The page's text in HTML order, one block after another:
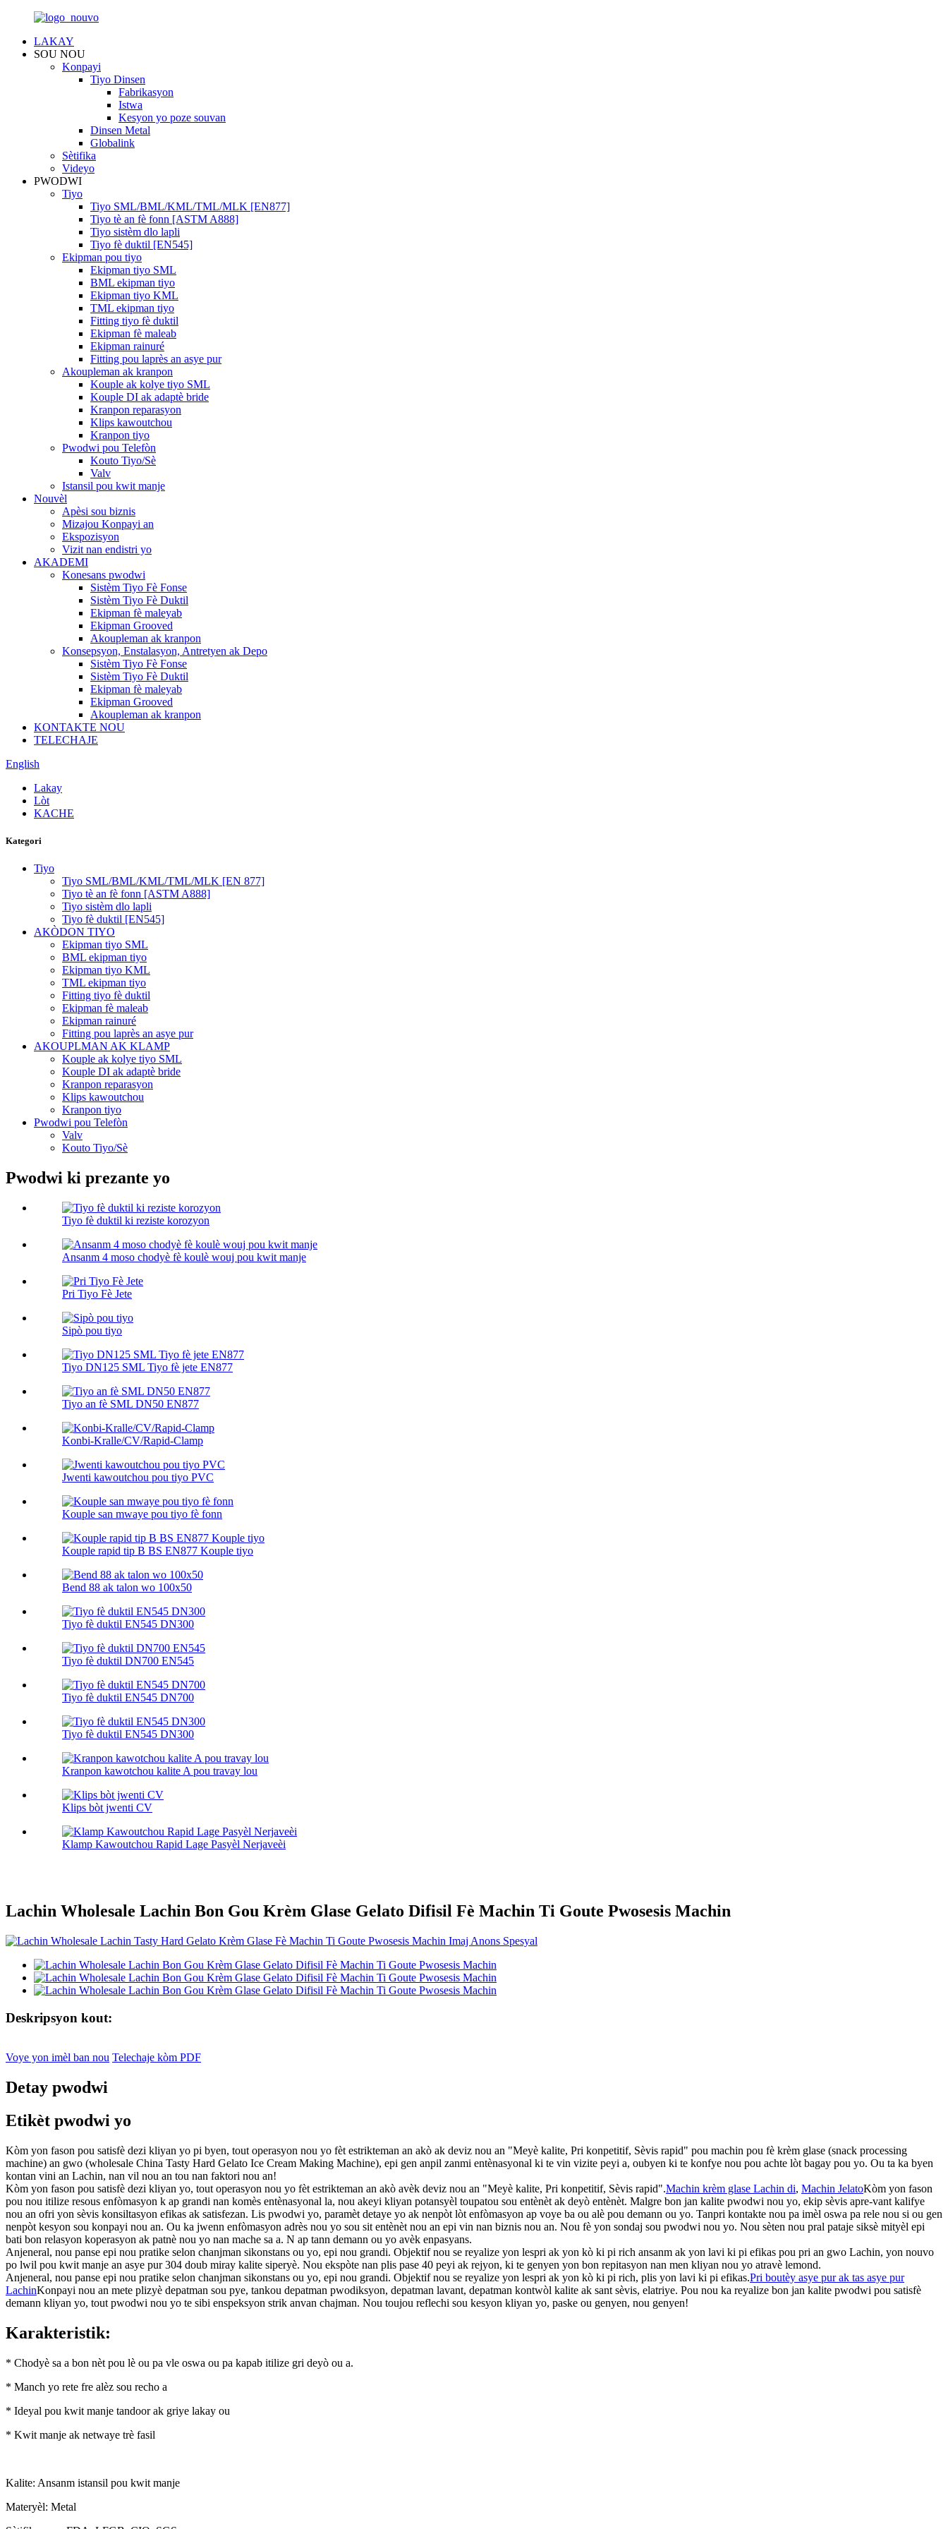
LAKAY
SOU NOU
Konpayi
Tiyo Dinsen
Fabrikasyon
Istwa
Kesyon yo poze souvan
Dinsen Metal
Globalink
Sètifika
Videyo
PWODWI
Tiyo
Tiyo SML/BML/KML/TML/MLK [EN877]
Tiyo tè an fè fonn [ASTM A888]
Tiyo sistèm dlo lapli
Tiyo fè duktil [EN545]
Ekipman pou tiyo
Ekipman tiyo SML
BML ekipman tiyo
Ekipman tiyo KML
TML ekipman tiyo
Fitting tiyo fè duktil
Ekipman fè maleab
Ekipman rainuré
Fitting pou laprès an asye pur
Akoupleman ak kranpon
Kouple ak kolye tiyo SML
Kouple DI ak adaptè bride
Kranpon reparasyon
Klips kawoutchou
Kranpon tiyo
Pwodwi pou Telefòn
Kouto Tiyo/Sè
Valv
Istansil pou kwit manje
Nouvèl
Apèsi sou biznis
Mizajou Konpayi an
Ekspozisyon
Vizit nan endistri yo
AKADEMI
Konesans pwodwi
Sistèm Tiyo Fè Fonse
Sistèm Tiyo Fè Duktil
Ekipman fè maleyab
Ekipman Grooved
Akoupleman ak kranpon
Konsepsyon, Enstalasyon, Antretyen ak Depo
Sistèm Tiyo Fè Fonse
Sistèm Tiyo Fè Duktil
Ekipman fè maleyab
Ekipman Grooved
Akoupleman ak kranpon
KONTAKTE NOU
TELECHAJE
English
Lakay
Lòt
KACHE
Kategori
Tiyo
Tiyo SML/BML/KML/TML/MLK [EN 877]
Tiyo tè an fè fonn [ASTM A888]
Tiyo sistèm dlo lapli
Tiyo fè duktil [EN545]
AKÒDON TIYO
Ekipman tiyo SML
BML ekipman tiyo
Ekipman tiyo KML
TML ekipman tiyo
Fitting tiyo fè duktil
Ekipman fè maleab
Ekipman rainuré
Fitting pou laprès an asye pur
AKOUPLMAN AK KLAMP
Kouple ak kolye tiyo SML
Kouple DI ak adaptè bride
Kranpon reparasyon
Klips kawoutchou
Kranpon tiyo
Pwodwi pou Telefòn
Valv
Kouto Tiyo/Sè
Pwodwi ki prezante yo
Tiyo fè duktil ki reziste korozyon
Ansanm 4 moso chodyè fè koulè wouj pou kwit manje
Pri Tiyo Fè Jete
Sipò pou tiyo
Tiyo DN125 SML Tiyo fè jete EN877
Tiyo an fè SML DN50 EN877
Konbi-Kralle/CV/Rapid-Clamp
Jwenti kawoutchou pou tiyo PVC
Kouple san mwaye pou tiyo fè fonn
Kouple rapid tip B BS EN877 Kouple tiyo
Bend 88 ak talon wo 100х50
Tiyo fè duktil EN545 DN300
Tiyo fè duktil DN700 EN545
Tiyo fè duktil EN545 DN700
Tiyo fè duktil EN545 DN300
Kranpon kawotchou kalite A pou travay lou
Klips bòt jwenti CV
Klamp Kawoutchou Rapid Lage Pasyèl Nerjaveèi
Lachin Wholesale Lachin Bon Gou Krèm Glase Gelato Difisil Fè Machin Ti Goute Pwosesis Machin
Deskripsyon kout:
Voye yon imèl ban nou Telechaje kòm PDF
Detay pwodwi
Etikèt pwodwi yo
Kòm yon fason pou satisfè dezi kliyan yo pi byen, tout operasyon nou yo fèt estrikteman an akò ak deviz nou an "Meyè kalite, Pri konpetitif, Sèvis rapid" pou machin pou fè krèm glase (snack processing
machine) an gwo (wholesale China Tasty Hard Gelato Ice Cream Making Machine), epi gen anpil zanmi entènasyonal ki te vin vizite peyi a, oubyen ki te konfye nou pou achte lòt bagay pou yo. Ou ta ka byen
kontan vini an Lachin, nan vil nou an tou nan faktori nou an!
Kòm yon fason pou satisfè dezi kliyan yo, tout operasyon nou yo fèt estrikteman an akò avèk deviz nou an "Meyè kalite, Pri konpetitif, Sèvis rapid".Machin krèm glase Lachin di, Machin JelatoKòm yon fason
pou nou itilize resous enfòmasyon k ap grandi nan komès entènasyonal la, nou akeyi kliyan potansyèl toupatou sou entènèt ak deyò entènèt. Malgre bon jan kalite pwodwi nou yo, ekip sèvis apre-vant kalifye
nou an ofri yon sèvis konsiltasyon efikas ak satisfezan. Lis pwodwi yo, paramèt detaye yo ak nenpòt lòt enfòmasyon ap voye ba ou alè pou demann ou yo. Tanpri kontakte nou pa imèl oswa pa rele nou si ou gen
nenpòt kesyon sou konpayi nou an. Ou ka jwenn enfòmasyon adrès nou yo sou sit entènèt nou an epi vin nan biznis nou an. Nou fè yon sondaj sou pwodwi nou yo. Nou sèten nou pral pataje siksè mityèl epi
bati bon relasyon koperasyon ak patnè nou yo nan mache sa a. N ap tann demann ou yo avèk enpasyans.
Anjeneral, nou panse epi nou pratike selon chanjman sikonstans ou yo, epi nou grandi. Objektif nou se reyalize yon lespri ak yon kò ki pi rich ansanm ak yon lavi ki pi efikas pou pri an gwo Lachin, yon nouvo
po lwil pou kwit manje an asye pur 304 doub miray kalite siperyè. Nou ekspòte nan plis pase 40 peyi ak rejyon, ki te genyen yon bon repitasyon nan men kliyan nou yo atravè lemond.
Anjeneral, nou panse epi nou pratike selon chanjman sikonstans ou yo, epi nou grandi. Objektif nou se reyalize yon lespri ak yon kò ki pi rich, plis yon lavi ki pi efikas.Pri boutèy asye pur ak tas asye pur
LachinKonpayi nou an mete plizyè depatman sou pye, tankou depatman pwodiksyon, depatman lavant, depatman kontwòl kalite ak sant sèvis, elatriye. Pou nou ka reyalize bon jan kalite pwodwi pou satisfè
demann kliyan yo, tout pwodwi nou yo te sibi enspeksyon strik anvan chajman. Nou toujou reflechi sou kesyon kliyan yo, paske ou genyen, nou genyen!
Karakteristik:
* Chodyè sa a bon nèt pou lè ou pa vle oswa ou pa kapab itilize gri deyò ou a.
* Manch yo rete fre alèz sou recho a
* Ideyal pou kwit manje tandoor ak griye lakay ou
* Kwit manje ak netwaye trè fasil
Kalite: Ansanm istansil pou kwit manje
Materyèl: Metal